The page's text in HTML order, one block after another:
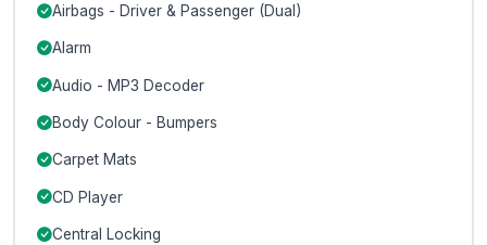
Airbags - Driver & Passenger (Dual)
Alarm
Audio - MP3 Decoder
Body Colour - Bumpers
Carpet Mats
CD Player
Central Locking